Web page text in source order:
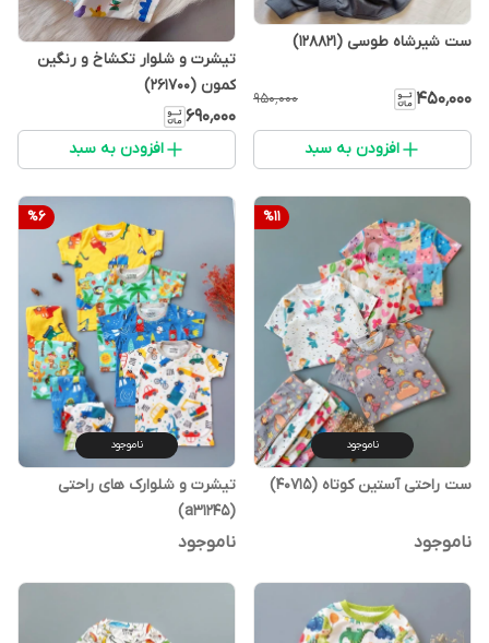
ست شیرشاه طوسی (128821)
۴۵۰٬۰۰۰ ۹۵۰٬۰۰۰
افزودن به سبد
تیشرت و شلوار تکشاخ و رنگین
کمون (261700)
۶۹۰٬۰۰۰
افزودن به سبد
%11
ناموجود
ست راحتی آستین کوتاه (40715)
ناموجود
%6
ناموجود
تیشرت و شلوارک های راحتی
(a31245)
ناموجود